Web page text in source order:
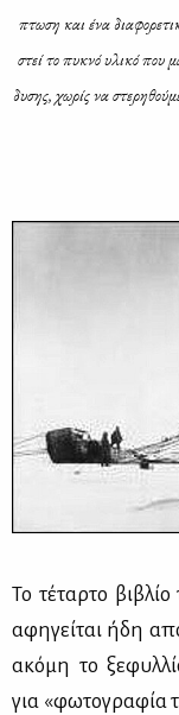
πτω­ση και ένα
στεί το πυ­κνό υλι­κό που
δυ­σης, χω­ρίς να
Το τέ­ταρ­το
αφη­γεί­ται ήδη
ακό­μη το
για «φω­το­γρα­φία